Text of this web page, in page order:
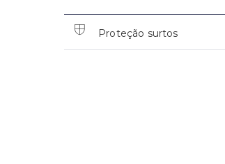
Proteção surtos